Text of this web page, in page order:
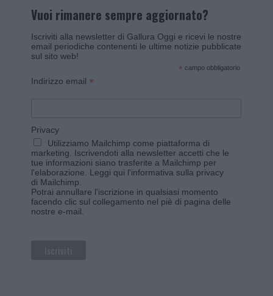
Vuoi rimanere sempre aggiornato?
Iscriviti alla newsletter di Gallura Oggi e ricevi le nostre
email periodiche contenenti le ultime notizie pubblicate
sul sito web!
* campo obbligatorio
Indirizzo email *
Privacy
Utilizziamo Mailchimp come piattaforma di
marketing. Iscrivendoti alla newsletter accetti che le
tue informazioni siano trasferite a Mailchimp per
l'elaborazione. Leggi qui l'informativa sulla privacy
di Mailchimp
Potrai annullare l'iscrizione in qualsiasi momento
facendo clic sul collegamento nel piè di pagina delle
nostre e-mail.